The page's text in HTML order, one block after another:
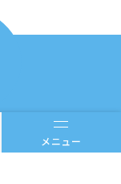
メニュー